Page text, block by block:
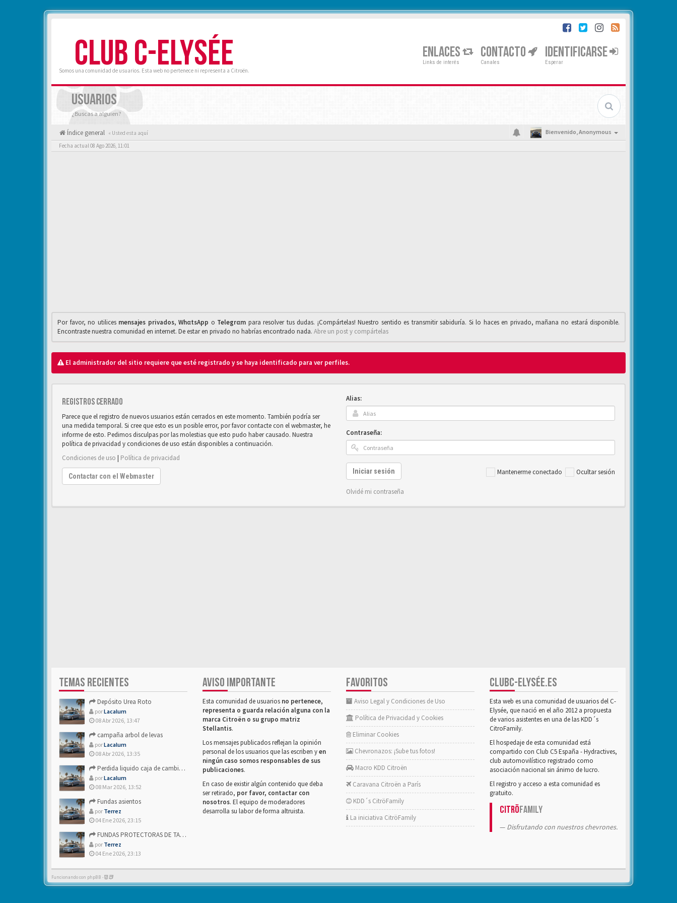
CLUB C-ELYSÉE
Somos una comunidad de usuarios. Esta web no pertenece ni representa a Citroën.
ENLACES
Links de interés
CONTACTO
Canales
IDENTIFICARSE
Esperar
USUARIOS
¿Buscas a alguien?
Índice general « Usted esta aquí Bienvenido,Anonymous
Fecha actual 08 Ago 2026, 11:01
Por favor, no utilices mensajes privados,WhαtsApp o Telegrαm para resolver tus dudas. ¡Compártelas! Nuestro sentido es transmitir sabiduría. Si lo haces en privado, mañana no estará disponible.
Encontraste nuestra comunidad en internet. De estar en privado no habrías encontrado nada. Abre un post y compártelas
El administrador del sitio requiere que esté registrado y se haya identificado para ver perfiles.
Registros cerrado
Parece que el registro de nuevos usuarios están cerrados en este momento. También podría ser
una medida temporal. Si cree que esto es un posible error, por favor contacte con el webmaster, he
informe de esto. Pedimos disculpas por las molestias que esto pudo haber causado. Nuestra
política de privacidad y condiciones de uso están disponibles a continuación.
Condiciones de uso | Política de privacidad
Contactar con el Webmaster
Alias:
Contraseña:
Mantenerme conectado Ocultar sesión
Iniciar sesión
Olvidé mi contraseña
TEMAS RECIENTES
Depósito Urea Roto
porLacalum
08 Abr 2026, 13:47
campaña arbol de levas
porLacalum
08 Abr 2026, 13:35
Perdida liquido caja de cambios- Alguien sabria decirme
porLacalum
08 Mar 2026, 13:52
Fundas asientos
por Terrez
04 Ene 2026, 23:15
FUNDAS PROTECTORAS DE TAPICERIA
por Terrez
04 Ene 2026, 23:13
AVISO IMPORTANTE
Esta comunidad de usuarios no pertenece,
representa o guarda relación alguna con la
marca Citroën o su grupo matriz
Stellantis.
Los mensajes publicados reflejan la opinión
personal de los usuarios que las escriben yen
ningún caso somos responsables de sus
publicaciones.
En caso de existir algún contenido que deba
ser retirado, por favor, contactar con
nosotros. El equipo de moderadores
desarrolla su labor de forma altruista.
FAVORITOS
Aviso Legal y Condiciones de Uso
Política de Privacidad y Cookies
Eliminar Cookies
Chevronazos: ¡Sube tus fotos!
Macro KDD Citroën
Caravana Citroën a París
KDD´s CitröFamily
La iniciativa CitröFamily
CLUBC-ELYSÉE.ES
Esta web es una comunidad de usuarios del C-
Elysée, que nació en el año 2012 a propuesta
de varios asistentes en una de las KDD´s
CitroFamily.
El hospedaje de esta comunidad está
compartido con Club C5 España - Hydractives,
club automovilístico registrado como
asociación nacional sin ánimo de lucro.
El registro y acceso a esta comunidad es
gratuito.
CitröFamily
Disfrutando con nuestros chevrones.
Funcionando con phpBB -